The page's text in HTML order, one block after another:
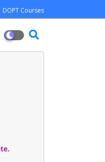
DOPT Courses